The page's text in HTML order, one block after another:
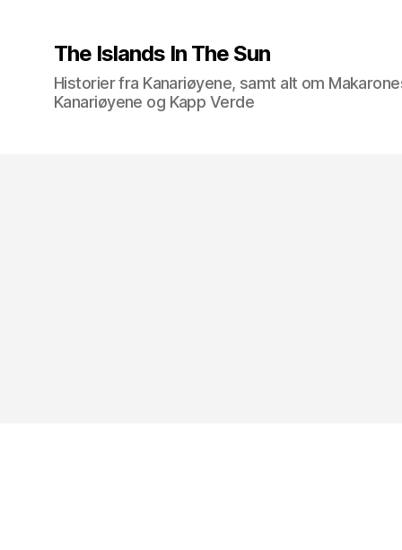
The Islands In The Sun
Historier fra Kanariøyene, samt alt om
Kanariøyene og Kapp Verde